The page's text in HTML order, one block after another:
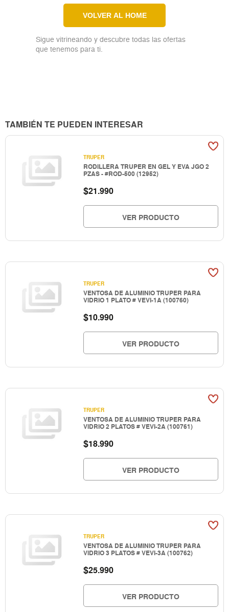
VOLVER AL HOME
Sigue vitrineando y descubre todas las ofertas
que tenemos para ti.
TAMBIÉN TE PUEDEN INTERESAR
TRUPER
RODILLERA TRUPER EN GEL Y EVA JGO 2
PZAS - #ROD-500 (12952)
$21.990
VER PRODUCTO
TRUPER
VENTOSA DE ALUMINIO TRUPER PARA
VIDRIO 1 PLATO # VEVI-1A (100760)
$10.990
VER PRODUCTO
TRUPER
VENTOSA DE ALUMINIO TRUPER PARA
VIDRIO 2 PLATOS # VEVI-2A (100761)
$18.990
VER PRODUCTO
TRUPER
VENTOSA DE ALUMINIO TRUPER PARA
VIDRIO 3 PLATOS # VEVI-3A (100762)
$25.990
VER PRODUCTO